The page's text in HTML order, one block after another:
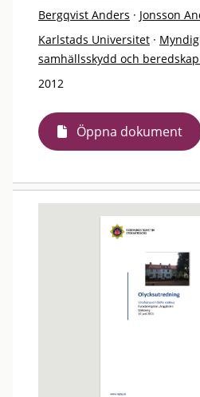
Bergqvist Anders · Jonsson
Karlstads Universitet ·
samhällsskydd och beredskap
2012
Öppna dokument